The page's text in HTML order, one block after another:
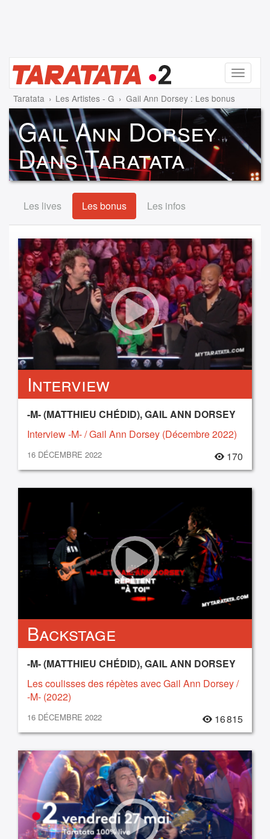
Menu
Taratata Les Artistes - G Gail Ann Dorsey : Les bonus
Gail Ann Dorsey
Dans Taratata
Les lives Les bonus Les infos
Interview
-M- (MATTHIEU CHÉDID), GAIL ANN DORSEY
Interview -M- / Gail Ann Dorsey (Décembre 2022)
16 DÉCEMBRE 2022 170
Backstage
-M- (MATTHIEU CHÉDID), GAIL ANN DORSEY
Les coulisses des répètes avec Gail Ann Dorsey /
-M- (2022)
16 DÉCEMBRE 2022 16 815